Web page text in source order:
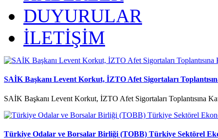
DUYURULAR
İLETİŞİM
SAİK Başkanı Levent Korkut, İZTO Afet Sigortaları
SAİK Başkanı Levent Korkut, İZTO Afet Sigortaları Toplantısına
Türkiye Odalar ve Borsalar Birliği (TOBB) Türkiye Sektörel